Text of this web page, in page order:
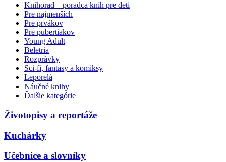
Knihorad – poradca kníh pre deti
Pre najmenších
Pre prvákov
Pre pubertiakov
Young Adult
Beletria
Rozprávky
Sci-fi, fantasy a komiksy
Leporelá
Náučné knihy
Ďalšie kategórie
Životopisy a reportáže
Kuchárky
Učebnice a slovníky